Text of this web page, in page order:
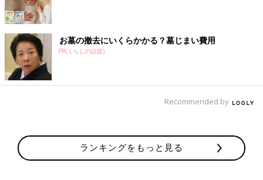
お墓の撤去にいくらかかる？墓じまい費用
PR(くらしの話題)
Recommended by
ランキングをもっと見る